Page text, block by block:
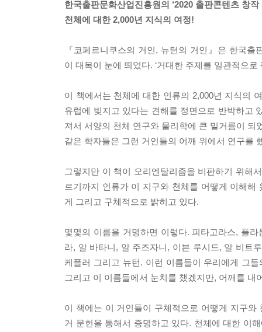
한국출판문화산업진흥원의 ‘2020 출판콘텐츠 창작
천체에 대한 2,000년 지식의 여정!
『코페르니쿠스의 거인, 뉴턴의 거인』은 한국출
이 대목이 눈에 띄었다. ‘거대한 주제를 일관적으
이 책에서는 천체에 대한 인류의 2,000년 지식의
유럽에 빚지고 있다는 견해를 정면으로 반박하고
져서 서양의 천체 연구와 물리학에 큰 밑거름이
같은 학자들은 그런 거인들의 어깨 위에서 연구를
그렇지만 이 책이 오리엔탈리즘을 비판하기 위해
르기까지 인류가 이 지구와 천체를 어떻게 이해
게 그리고 구체적으로 밝히고 있다.
몇몇의 이름을 거명하면 이렇다. 피타고라스, 플
라, 알 바타니, 알 주즈자니, 이븐 루시드, 알 비트
케플러 그리고 뉴턴. 이런 이름들이 우리에게 그
그리고 이 이름들에서 눈치를 챘겠지만, 어깨를
이 책에는 이 거인들이 구체적으로 어떻게 지구
거 문헌을 통해서 증명하고 있다. 천체에 대한 이